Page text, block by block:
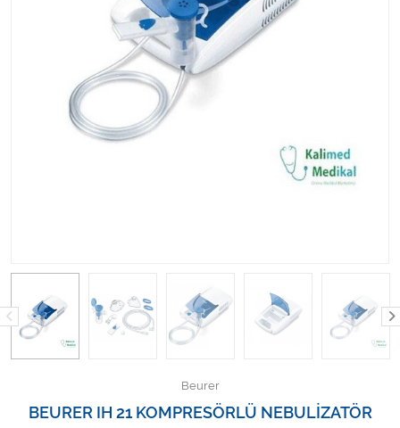
Kişisel Bakım ve Sağlık
Medikal Teksil
Ortopedi Ürünleri
Sarf Malzemeleri
Sarf Malzemeleri
Beurer
BEURER IH 21 KOMPRESÖRLÜ NEBULİZATÖR